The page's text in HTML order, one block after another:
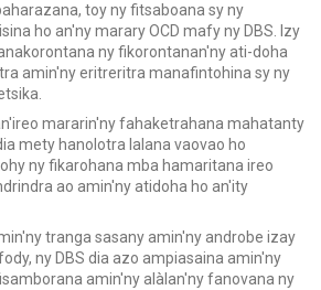
toy ny fitsaboana sy ny
ho an'ny marary OCD mafy ny DBS. Izy
ny fikorontanan'ny ati-doha
amin'ny eritreritra manafintohina sy ny
mararin'ny fahaketrahana mahatanty
mety hanolotra lalana vaovao ho
ny fikarohana mba hamaritana ireo
ao amin'ny atidoha ho an'ity
tranga sasany amin'ny androbe izay
ny DBS dia azo ampiasaina amin'ny
amin'ny alàlan'ny fanovana ny